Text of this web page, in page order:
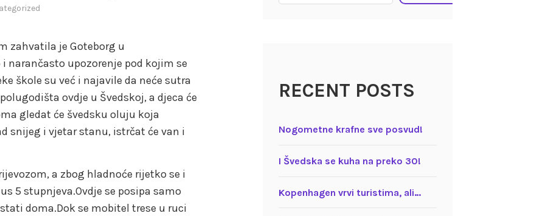
zahvatila je Goteborg u
narančasto upozorenje pod kojim se
škole su već i najavile da neće sutra
ovdje u Švedskoj, a djeca će
gledat će švedsku oluju koja
snijeg i vjetar stanu, istrčat će van i
a zbog hladnoće rijetko se i
5 stupnjeva.Ovdje se posipa samo
doma.Dok se mobitel trese u ruci
RECENT POSTS
Nogometne krafne sve posvud!
I Švedska se kuha na preko 30!
Kopenhagen vrvi turistima, ali…